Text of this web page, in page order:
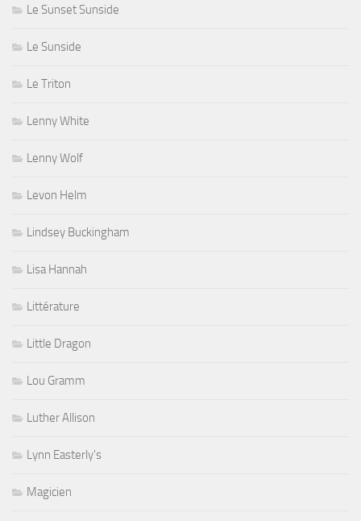
Le Sunset Sunside
Le Sunside
Le Triton
Lenny White
Lenny Wolf
Levon Helm
Lindsey Buckingham
Lisa Hannah
Littérature
Little Dragon
Lou Gramm
Luther Allison
Lynn Easterly's
Magicien